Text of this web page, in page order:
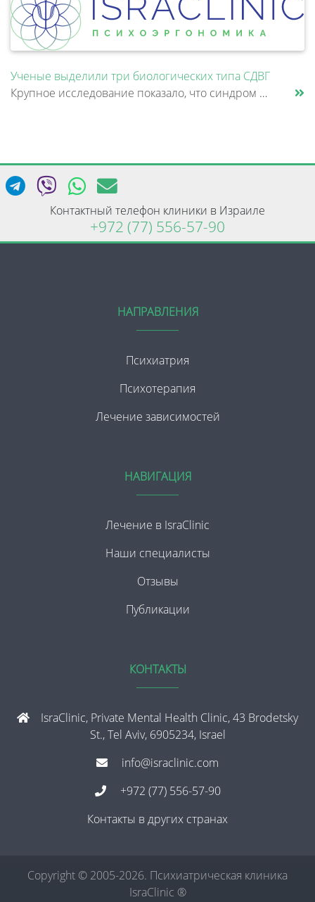
Ученые выделили три биологических типа СДВГ
Крупное исследование показало, что синдром дефицита внимания и гиперактивности (СДВГ) может включать не два, а три биоло......
Контактный телефон клиники в Израиле
+972 (77) 556-57-90
НАПРАВЛЕНИЯ
Психиатрия
Психотерапия
Лечение зависимостей
НАВИГАЦИЯ
Лечение в IsraClinic
Наши специалисты
Отзывы
Публикации
КОНТАКТЫ
IsraClinic, Private Mental Health Clinic, 43 Brodetsky
St., Tel Aviv, 6905234, Israel
info@israclinic.com
+972 (77) 556-57-90
Контакты в других странах
Copyright © 2005-2026. Психиатрическая клиника
IsraClinic ®